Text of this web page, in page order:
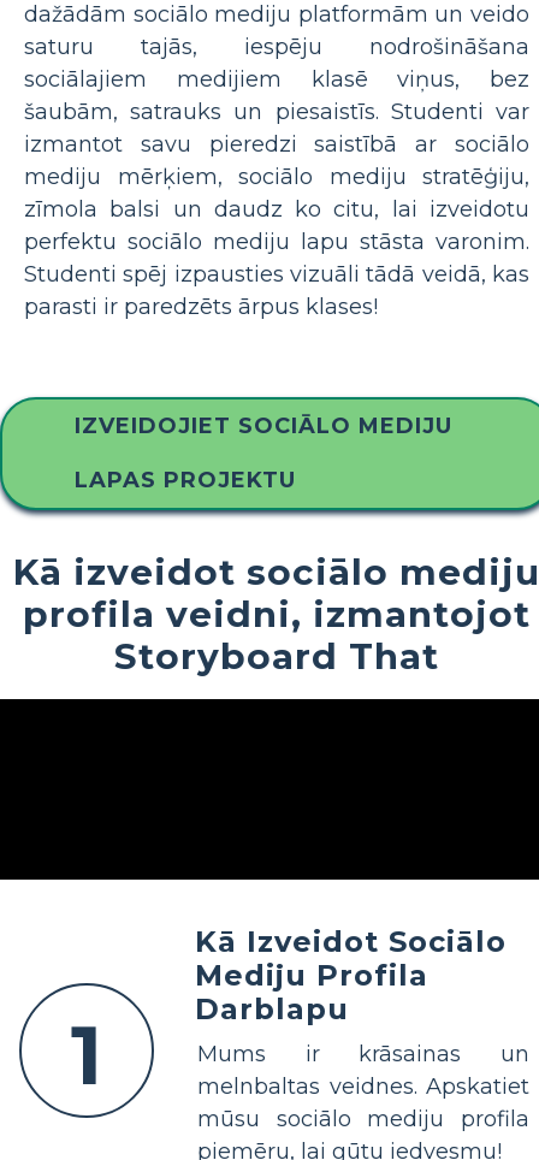
dažādām sociālo mediju platformām un veido
saturu tajās, iespēju nodrošināšana
sociālajiem medijiem klasē viņus, bez
šaubām, satrauks un piesaistīs. Studenti var
izmantot savu pieredzi saistībā ar sociālo
mediju mērķiem, sociālo mediju stratēģiju,
zīmola balsi un daudz ko citu, lai izveidotu
perfektu sociālo mediju lapu stāsta varonim.
Studenti spēj izpausties vizuāli tādā veidā, kas
parasti ir paredzēts ārpus klases!
IZVEIDOJIET SOCIĀLO MEDIJU
LAPAS PROJEKTU
Kā izveidot sociālo mediju
profila veidni, izmantojot
Storyboard That
1
Kā Izveidot Sociālo
Mediju Profila
Darblapu
Mums ir krāsainas un
melnbaltas veidnes. Apskatiet
mūsu sociālo mediju profila
piemēru, lai gūtu iedvesmu!